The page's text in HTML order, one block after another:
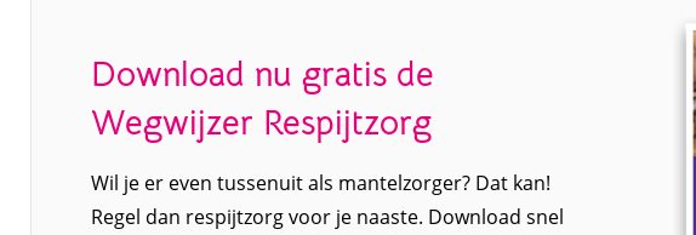
Download nu gratis de
Wegwijzer Respijtzorg
Wil je er even tussenuit als mantelzorger? Dat kan!
Regel dan respijtzorg voor je naaste. Download snel